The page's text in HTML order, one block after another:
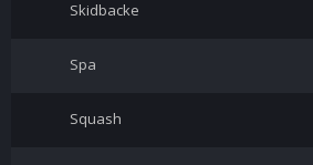
Skidbacke
Spa
Squash